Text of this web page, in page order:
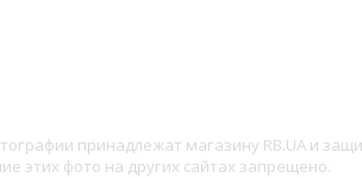
принадлежат магазину RB.UA и
этих фото на других сайтах запрещено.